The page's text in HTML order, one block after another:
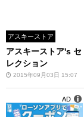
アスキーストア
アスキーストア's セ
レクション
2015年09月03日 15:07
AD